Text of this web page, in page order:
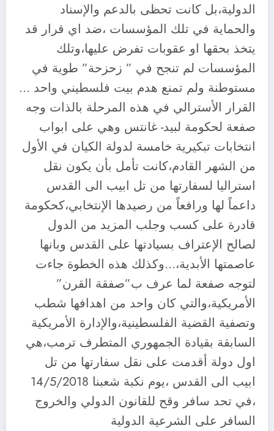
الدولية،بل كانت تحظى بالدعم والإسناد
والحماية في تلك المؤسسات ،ضد اي قرار قد
يتخذ بحقها او عقوبات تفرض عليها،وتلك
المؤسسات لم تنجح في ” زحزحة” طوية في
مستوطنة ولم تمنع هدم بيت فلسطيني واحد …
القرار الأسترالي في هذه المرحلة بالذات وجه
صفعة لحكومة لبيد- غانتس وهي على ابواب
انتخابات تبكيرية خامسة لدولة الكيان في الأول
من الشهر القادم،كانت تأمل بأن يكون نقل
استراليا لسفارتها من تل ابيب الى القدس
داعماً لها ورافعاً من رصيدها الإنتخابي،كحكومة
قادرة على كسب وجلب المزيد من الدول
لصالح الإعتراف بسيادتها على القدس وبانها
عاصمتها الأبدية،…وكذلك هذه الخطوة جاءت
لتوجه صفعة لما عرف ب”صفقة القرن”
الأمريكية،والتي كان واحد من اهدافها شطب
وتصفية القضية الفلسطينية،والإدارة الأمريكية
السابقة بقيادة الجمهوري المتطرف ترمب،هي
اول دولة أقدمت على نقل سفارتها من تل
ابيب الى القدس ،يوم نكبة شعبنا 14/5/2018
،في تحد سافر وقح للقانون الدولي والخروج
السافر على الشرعية الدولية